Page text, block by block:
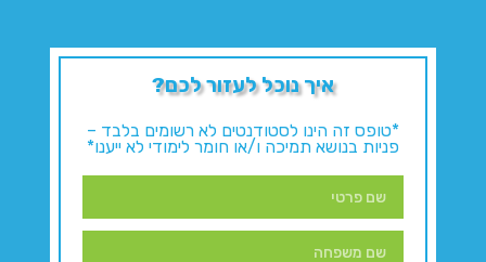
איך נוכל לעזור לכם?
*טופס זה הינו לסטודנטים לא רשומים בלבד –
פניות בנושא תמיכה ו/או חומר לימודי לא ייענו*